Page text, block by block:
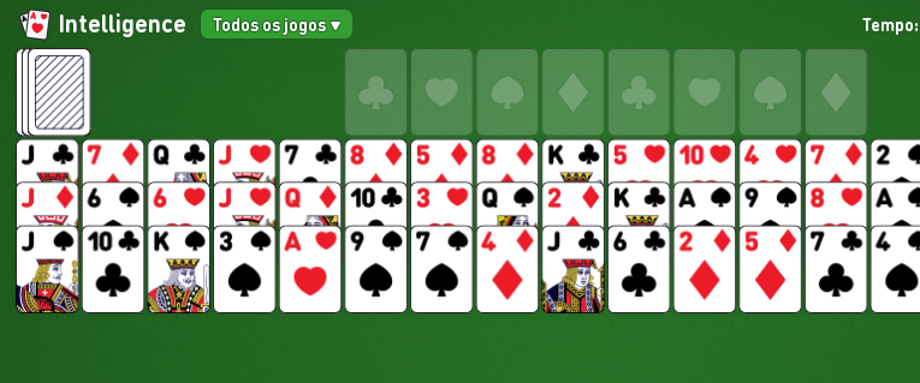
Intelligence Todos os jogos